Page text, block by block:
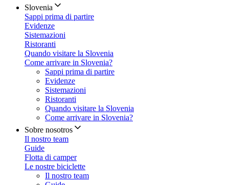
Slovenia
Sappi prima di partire
Evidenze
Sistemazioni
Ristoranti
Quando visitare la Slovenia
Come arrivare in Slovenia?
Sappi prima di partire
Evidenze
Sistemazioni
Ristoranti
Quando visitare la Slovenia
Come arrivare in Slovenia?
Sobre nosotros
Il nostro team
Guide
Flotta di camper
Le nostre biciclette
Il nostro team